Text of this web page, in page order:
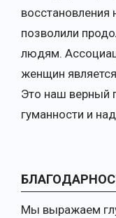
восстановления
позволили
людям.
женщин
Это наш верный
гуманности и
Мы выражаем